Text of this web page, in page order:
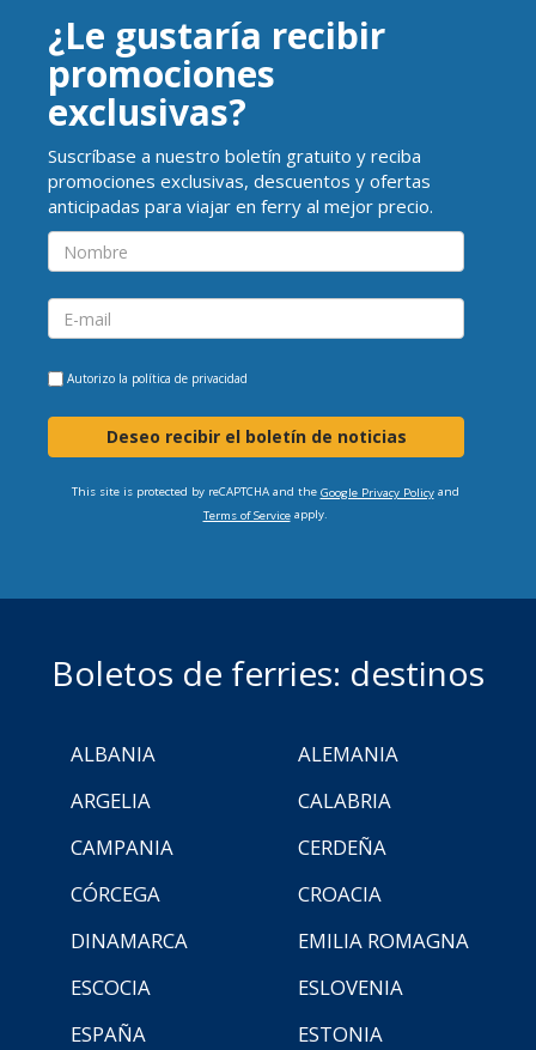
¿Le gustaría recibir
promociones
exclusivas?
Suscríbase a nuestro boletín gratuito y reciba
promociones exclusivas, descuentos y ofertas
anticipadas para viajar en ferry al mejor precio.
Autorizo la política de privacidad
Deseo recibir el boletín de noticias
This site is protected by reCAPTCHA and the Google Privacy Policyand
Terms of Serviceapply.
Boletos de ferries: destinos
ALBANIA
ALEMANIA
ARGELIA
CALABRIA
CAMPANIA
CERDEÑA
CÓRCEGA
CROACIA
DINAMARCA
EMILIA ROMAGNA
ESCOCIA
ESLOVENIA
ESPAÑA
ESTONIA